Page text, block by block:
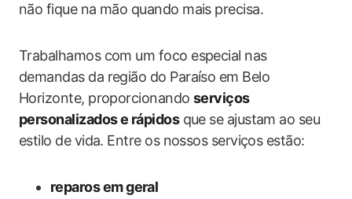
não fique na mão quando mais precisa.
Trabalhamos com um foco especial nas
demandas da região do Paraíso em Belo
Horizonte, proporcionando serviços
personalizados e rápidosque se ajustam ao seu
estilo de vida. Entre os nossos serviços estão:
reparos em geral